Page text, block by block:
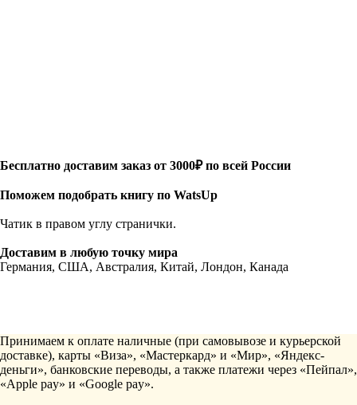
Бесплатно доставим заказ от 3000₽ по всей России
Поможем подобрать книгу по WatsUp
Чатик в правом углу странички.
Доставим в любую точку мира
Германия, США, Австралия, Китай, Лондон, Канада
Принимаем к оплате наличные (при самовывозе и курьерской
доставке), карты «Виза», «Мастеркард» и «Мир», «Яндекс-
деньги», банковские переводы, а также платежи через «Пейпал»,
«Apple pay» и «Google pay».